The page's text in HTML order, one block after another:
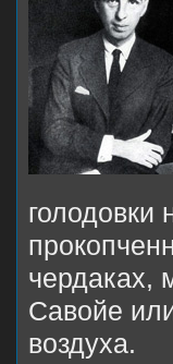
голодовки
чердаках,
Савойе
воздуха.